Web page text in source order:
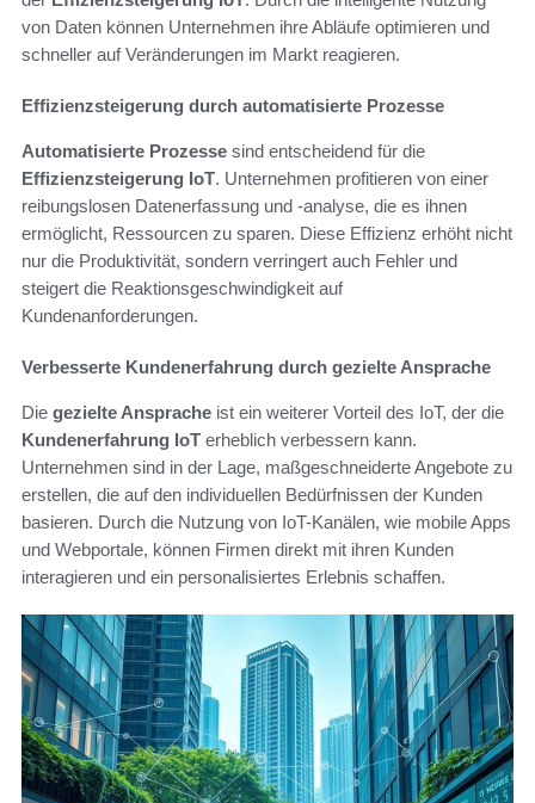
von Daten können Unternehmen ihre Abläufe optimieren und
schneller auf Veränderungen im Markt reagieren.
Effizienzsteigerung durch automatisierte Prozesse
Automatisierte Prozesse sind entscheidend für die
Effizienzsteigerung IoT. Unternehmen profitieren von einer
reibungslosen Datenerfassung und -analyse, die es ihnen
ermöglicht, Ressourcen zu sparen. Diese Effizienz erhöht nicht
nur die Produktivität, sondern verringert auch Fehler und
steigert die Reaktionsgeschwindigkeit auf
Kundenanforderungen.
Verbesserte Kundenerfahrung durch gezielte Ansprache
Die gezielte Ansprache ist ein weiterer Vorteil des IoT, der die
Kundenerfahrung IoT erheblich verbessern kann.
Unternehmen sind in der Lage, maßgeschneiderte Angebote zu
erstellen, die auf den individuellen Bedürfnissen der Kunden
basieren. Durch die Nutzung von IoT-Kanälen, wie mobile Apps
und Webportale, können Firmen direkt mit ihren Kunden
interagieren und ein personalisiertes Erlebnis schaffen.